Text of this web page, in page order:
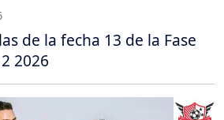
de la fecha 13 de la Fase
2026